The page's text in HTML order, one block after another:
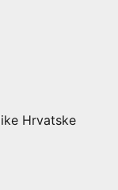
Hrvatske